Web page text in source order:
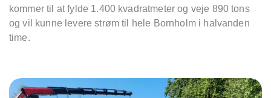
kommer til at fylde 1.400 kvadratmeter og veje 890 tons
og vil kunne levere strøm til hele Bornholm i halvanden
time.